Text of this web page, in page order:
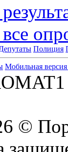
Полиция
Мобильная версия
©